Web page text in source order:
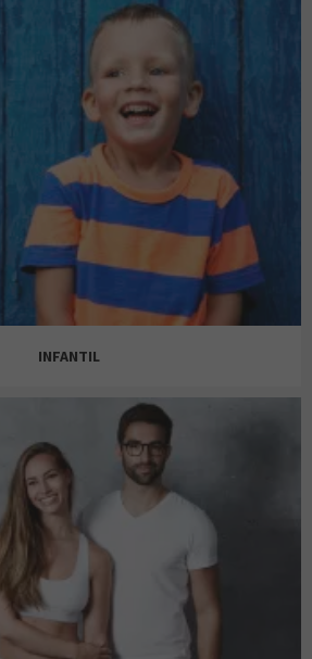
ENCUENTRO MODA
GUESS
HOLLISTER
ANTONY MORATO
CELIO
INFANTIL